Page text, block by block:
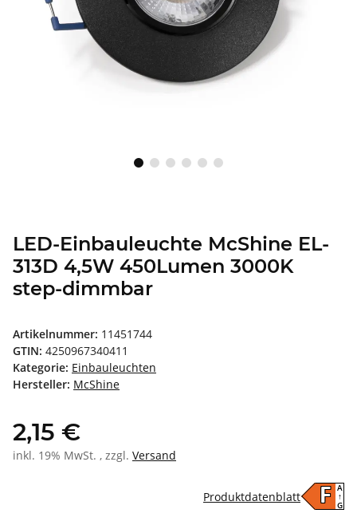
LED-Einbauleuchte McShine EL-
313D 4,5W 450Lumen 3000K
step-dimmbar
Artikelnummer: 11451744
GTIN: 4250967340411
Kategorie: Einbauleuchten
Hersteller: McShine
2,15 €
inkl. 19% MwSt. , zzgl. Versand
F A
↑
G
Produktdatenblatt